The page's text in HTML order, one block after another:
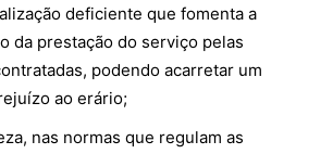
deficiente que fomenta a
da prestação do serviço pelas
podendo acarretar um
ao erário;
nas normas que regulam as